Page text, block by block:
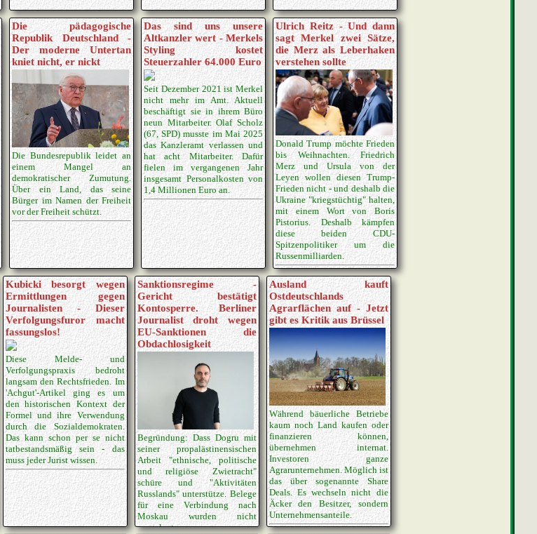
Die pädagogische
Republik Deutschland -
Der moderne Untertan
kniet nicht, er nickt
Die Bundesrepublik leidet an
einem Mangel an
demokratischer Zumutung.
Über ein Land, das seine
Bürger im Namen der Freiheit
vor der Freiheit schützt.
Das sind uns unsere
Altkanzler wert - Merkels
Styling kostet
Steuerzahler 64.000 Euro
Seit Dezember 2021 ist Merkel
nicht mehr im Amt. Aktuell
beschäftigt sie in ihrem Büro
neun Mitarbeiter. Olaf Scholz
(67, SPD) musste im Mai 2025
das Kanzleramt verlassen und
hat acht Mitarbeiter. Dafür
fielen im vergangenen Jahr
insgesamt Personalkosten von
1,4 Millionen Euro an.
Ulrich Reitz - Und dann
sagt Merkel zwei Sätze,
die Merz als Leberhaken
verstehen sollte
Donald Trump möchte Frieden
bis Weihnachten. Friedrich
Merz und Ursula von der
Leyen wollen diesen Trump-
Frieden nicht - und deshalb die
Ukraine "kriegstüchtig" halten,
mit einem Wort von Boris
Pistorius. Deshalb kämpfen
diese beiden CDU-
Spitzenpolitiker um die
Russenmilliarden.
Kubicki besorgt wegen
Ermittlungen gegen
Journalisten - Dieser
Verfolgungsfuror macht
fassungslos!
Diese Melde- und
Verfolgungspraxis bedroht
langsam den Rechtsfrieden. Im
'Achgut'-Artikel ging es um
den historischen Kontext der
Formel und ihre Verwendung
durch die Sozialdemokraten.
Das kann schon per se nicht
tatbestandsmäßig sein - das
muss jeder Jurist wissen.
Sanktionsregime -
Gericht bestätigt
Kontosperre. Berliner
Journalist droht wegen
EU-Sanktionen die
Obdachlosigkeit
Begründung: Dass Dogru mit
seiner propalästinensischen
Arbeit "ethnische, politische
und religiöse Zwietracht"
schüre und "Aktivitäten
Russlands" unterstütze. Belege
für eine Verbindung nach
Moskau wurden nicht
vorgelegt.
Ausland kauft
Ostdeutschlands
Agrarflächen auf - Jetzt
gibt es Kritik aus Brüssel
Während bäuerliche Betriebe
kaum noch Land kaufen oder
finanzieren können,
übernehmen internat.
Investoren ganze
Agrarunternehmen. Möglich ist
das über sogenannte Share
Deals. Es wechseln nicht die
Äcker den Besitzer, sondern
Unternehmensanteile.